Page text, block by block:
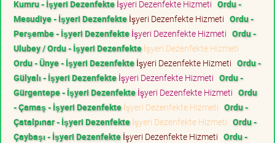
Kumru - İşyeri Dezenfekteİşyeri Dezenfekte Hizmeti Ordu -
Mesudiye - İşyeri Dezenfekteİşyeri Dezenfekte Hizmeti Ordu -
Perşembe - İşyeri Dezenfekteİşyeri Dezenfekte Hizmeti Ordu -
Ulubey / Ordu - İşyeri Dezenfekteİşyeri Dezenfekte Hizmeti
Ordu - Ünye - İşyeri Dezenfekteİşyeri Dezenfekte Hizmeti Ordu -
Gülyalı - İşyeri Dezenfekteİşyeri Dezenfekte Hizmeti Ordu -
Gürgentepe - İşyeri Dezenfekteİşyeri Dezenfekte Hizmeti Ordu
- Çamaş - İşyeri Dezenfekteİşyeri Dezenfekte Hizmeti Ordu -
Çatalpınar - İşyeri Dezenfekteİşyeri Dezenfekte Hizmeti Ordu -
Çaybaşı - İşyeri Dezenfekteİşyeri Dezenfekte Hizmeti Ordu -